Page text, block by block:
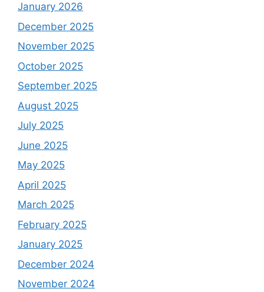
January 2026
December 2025
November 2025
October 2025
September 2025
August 2025
July 2025
June 2025
May 2025
April 2025
March 2025
February 2025
January 2025
December 2024
November 2024